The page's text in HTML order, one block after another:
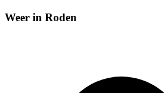
Weer in Roden